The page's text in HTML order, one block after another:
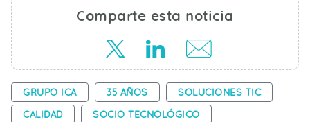
Comparte esta noticia
GRUPO ICA 35 AÑOS
SOLUCIONES TIC
CALIDAD
SOCIO TECNOLÓGICO